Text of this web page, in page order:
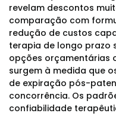
revelam descontos
comparação com
redução de custos
terapia de longo prazo
opções orçamentárias
surgem à medida que
de expiração pós-
concorrência. Os
confiabilidade